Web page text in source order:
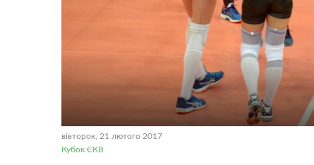
вівторок, 21 лютого 2017
Кубок ЄКВ